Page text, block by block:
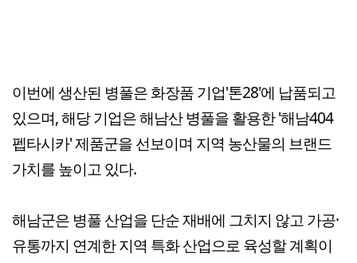
이번에 생산된 병풀은 화장품 기업'톤28'에 납품되고
있으며, 해당 기업은 해남산 병풀을 활용한 '해남404
펩타시카' 제품군을 선보이며 지역 농산물의 브랜드
가치를 높이고 있다.
해남군은 병풀 산업을 단순 재배에 그치지 않고 가공·
유통까지 연계한 지역 특화 산업으로 육성할 계획이